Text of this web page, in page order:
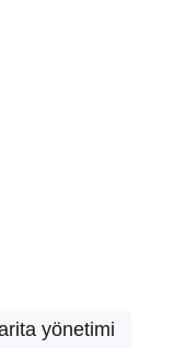
yönetimi